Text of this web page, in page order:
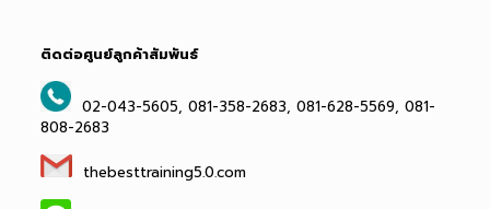
ติดต่อศูนย์ลูกค้าสัมพันธ์
02-043-5605, 081-358-2683, 081-628-5569, 081-
808-2683
thebesttraining5.0.com